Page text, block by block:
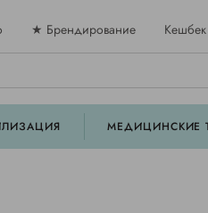
★ Брендирование Кешбек
МЕДИЦИНСКИЕ